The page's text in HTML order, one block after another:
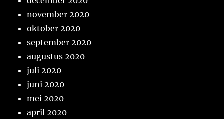
november 2020
oktober 2020
september 2020
augustus 2020
juli 2020
juni 2020
mei 2020
april 2020